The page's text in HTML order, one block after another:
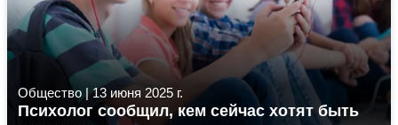
Общество |13 июня 2025 г.
Психолог сообщил, кем сейчас хотят быть